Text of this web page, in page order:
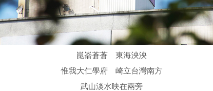
崑崙蒼蒼 東海泱泱
惟我大仁學府 崎立台灣南方
武山淡水映在兩旁